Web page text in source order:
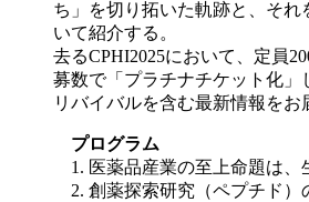
ち」を切り拓いた軌跡と、それ
いて紹介する。
去るCPHI2025において、定員
募数で「プラチナチケット化」
リバイバルを含む最新情報をお
プログラム
1. 医薬品産業の至上命題は、
2. 創薬探索研究（ペプチド）